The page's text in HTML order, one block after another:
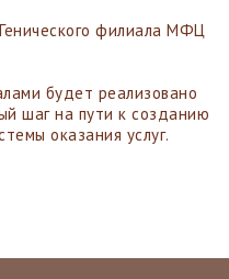
филиала МФЦ
будет реализовано
шаг на пути к созданию
оказания услуг.